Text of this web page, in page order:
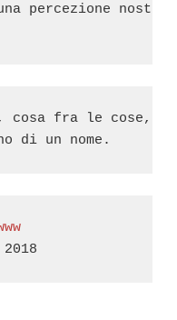
percezione
cosa fra le cose,
di un nome.